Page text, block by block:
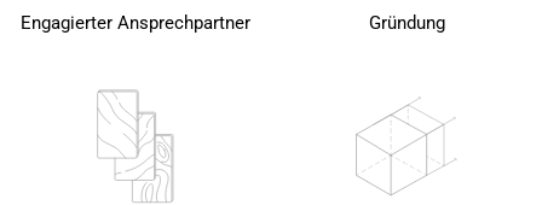
Engagierter Ansprechpartner Gründung